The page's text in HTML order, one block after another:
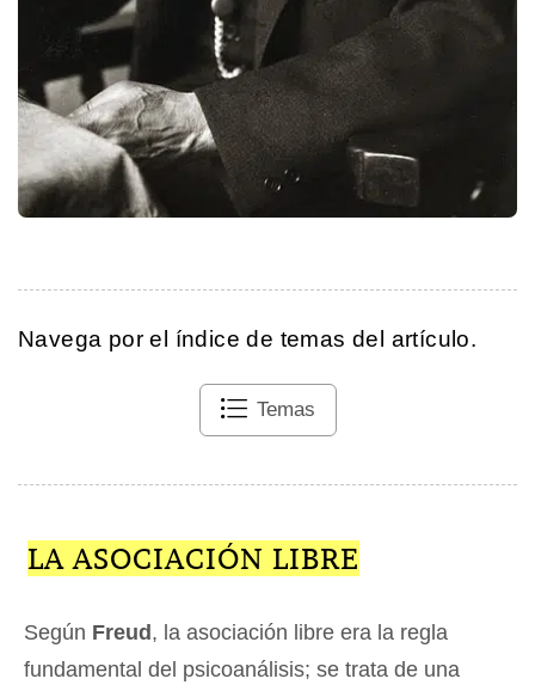
Navega por el índice de temas del artículo.
Temas
LA ASOCIACIÓN LIBRE
Según Freud, la asociación libre era la regla
fundamental del psicoanálisis; se trata de una